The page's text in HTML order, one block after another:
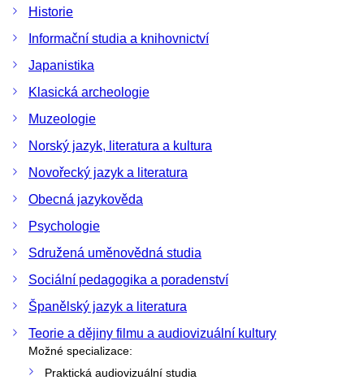
Historie
Informační studia a knihovnictví
Japanistika
Klasická archeologie
Muzeologie
Norský jazyk, literatura a kultura
Novořecký jazyk a literatura
Obecná jazykověda
Psychologie
Sdružená uměnovědná studia
Sociální pedagogika a poradenství
Španělský jazyk a literatura
Teorie a dějiny filmu a audiovizuální kultury
Možné specializace:
Praktická audiovizuální studia